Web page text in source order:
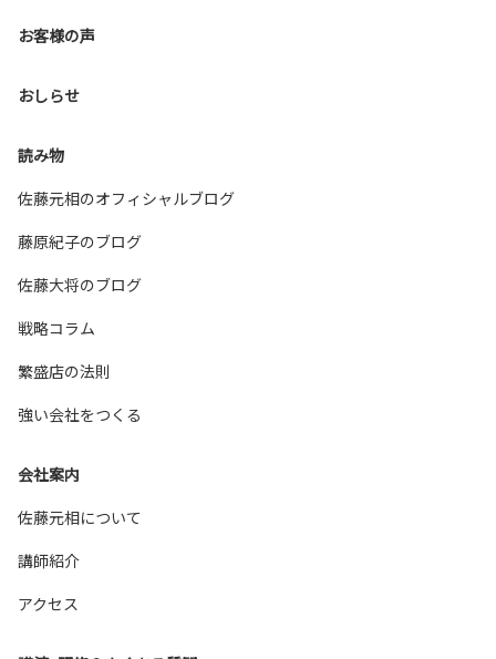
お客様の声
おしらせ
読み物
佐藤元相のオフィシャルブログ
藤原紀子のブログ
佐藤大将のブログ
戦略コラム
繁盛店の法則
強い会社をつくる
会社案内
佐藤元相について
講師紹介
アクセス